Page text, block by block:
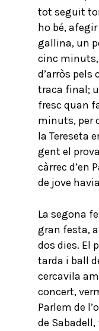
tot seguit
ho bé,
gallina, un
cinc
d’arròs
traca final;
fresc quan
minuts, per
la Tereseta
gent el
càrrec d’en
de jove
La segona
gran festa,
dos dies. El
tarda i ball
cercavila
concert,
Parlem de
de Sabadell,